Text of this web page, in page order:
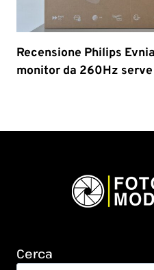
Recensione Philips
monitor da 260Hz
Cerca